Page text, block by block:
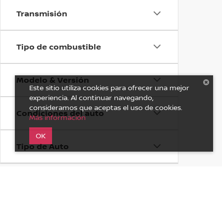
Transmisión
Tipo de combustible
Modelo & Versión
Condiciones del auto
Tipo de Auto
Este sitio utiliza cookies para ofrecer una mejor
experiencia. Al continuar navegando,
consideramos que aceptas el uso de cookies.
Más información
OK